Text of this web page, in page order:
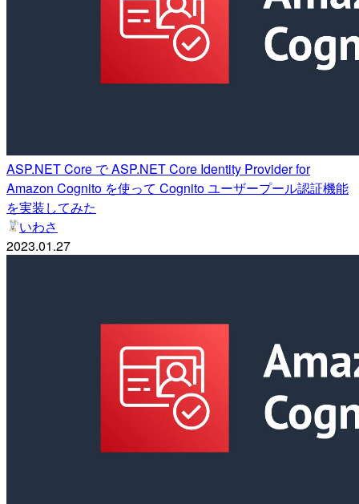
ASP.NET Core で ASP.NET Core Identity Provider for
Amazon Cognito を使って Cognito ユーザープール認証機能
を実装してみた
いわさ
2023.01.27